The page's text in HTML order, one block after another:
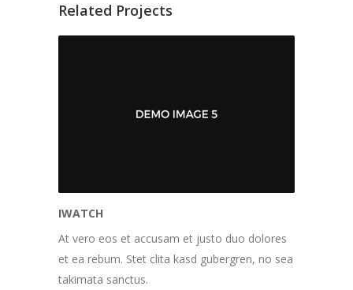
Related Projects
IWATCH
At vero eos et accusam et justo duo dolores
et ea rebum. Stet clita kasd gubergren, no sea
takimata sanctus.